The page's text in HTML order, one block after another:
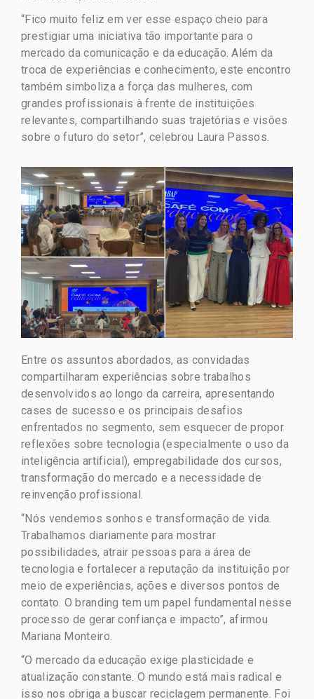
“Fico muito feliz em ver esse espaço cheio para
prestigiar uma iniciativa tão importante para o
mercado da comunicação e da educação. Além da
troca de experiências e conhecimento, este encontro
também simboliza a força das mulheres, com
grandes profissionais à frente de instituições
relevantes, compartilhando suas trajetórias e visões
sobre o futuro do setor”, celebrou Laura Passos.
Entre os assuntos abordados, as convidadas
compartilharam experiências sobre trabalhos
desenvolvidos ao longo da carreira, apresentando
cases de sucesso e os principais desafios
enfrentados no segmento, sem esquecer de propor
reflexões sobre tecnologia (especialmente o uso da
inteligência artificial), empregabilidade dos cursos,
transformação do mercado e a necessidade de
reinvenção profissional.
“Nós vendemos sonhos e transformação de vida.
Trabalhamos diariamente para mostrar
possibilidades, atrair pessoas para a área de
tecnologia e fortalecer a reputação da instituição por
meio de experiências, ações e diversos pontos de
contato. O branding tem um papel fundamental nesse
processo de gerar confiança e impacto”, afirmou
Mariana Monteiro.
“O mercado da educação exige plasticidade e
atualização constante. O mundo está mais radical e
isso nos obriga a buscar reciclagem permanente. Foi